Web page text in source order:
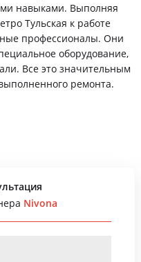
навыками. Выполняя
Тульская к работе
профессионалы. Они
оборудование,
Все это значительным
ремонта.
Nivona